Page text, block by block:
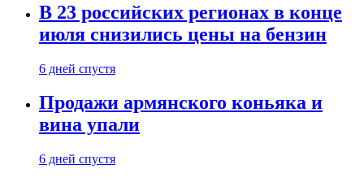
В 23 российских регионах в конце
июля снизились цены на бензин
6 дней спустя
Продажи армянского коньяка и
вина упали
6 дней спустя